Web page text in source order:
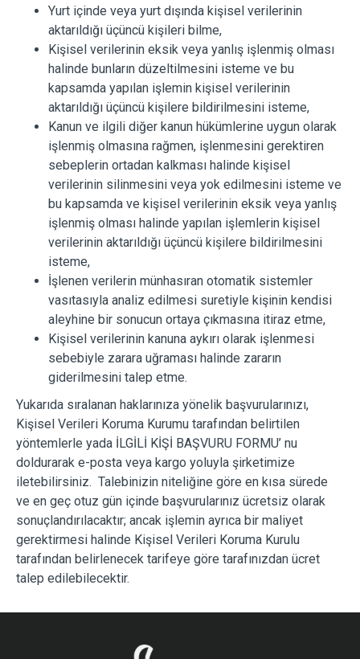
Yurt içinde veya yurt dışında kişisel verilerinin
aktarıldığı üçüncü kişileri bilme,
Kişisel verilerinin eksik veya yanlış işlenmiş olması
halinde bunların düzeltilmesini isteme ve bu
kapsamda yapılan işlemin kişisel verilerinin
aktarıldığı üçüncü kişilere bildirilmesini isteme,
Kanun ve ilgili diğer kanun hükümlerine uygun olarak
işlenmiş olmasına rağmen, işlenmesini gerektiren
sebeplerin ortadan kalkması halinde kişisel
verilerinin silinmesini veya yok edilmesini isteme ve
bu kapsamda ve kişisel verilerinin eksik veya yanlış
işlenmiş olması halinde yapılan işlemlerin kişisel
verilerinin aktarıldığı üçüncü kişilere bildirilmesini
isteme,
İşlenen verilerin münhasıran otomatik sistemler
vasıtasıyla analiz edilmesi suretiyle kişinin kendisi
aleyhine bir sonucun ortaya çıkmasına itiraz etme,
Kişisel verilerinin kanuna aykırı olarak işlenmesi
sebebiyle zarara uğraması halinde zararın
giderilmesini talep etme.
Yukarıda sıralanan haklarınıza yönelik başvurularınızı,
Kişisel Verileri Koruma Kurumu tarafından belirtilen
yöntemlerle yada İLGİLİ KİŞİ BAŞVURU FORMU’ nu
doldurarak e-posta veya kargo yoluyla şirketimize
iletebilirsiniz. Talebinizin niteliğine göre en kısa sürede
ve en geç otuz gün içinde başvurularınız ücretsiz olarak
sonuçlandırılacaktır; ancak işlemin ayrıca bir maliyet
gerektirmesi halinde Kişisel Verileri Koruma Kurulu
tarafından belirlenecek tarifeye göre tarafınızdan ücret
talep edilebilecektir.